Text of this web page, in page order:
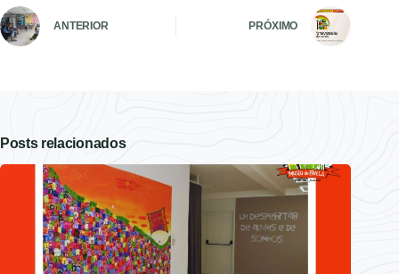
ANTERIOR PRÓXIMO
Posts relacionados